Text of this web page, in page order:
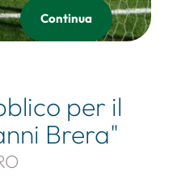
Continua
per il
Brera"